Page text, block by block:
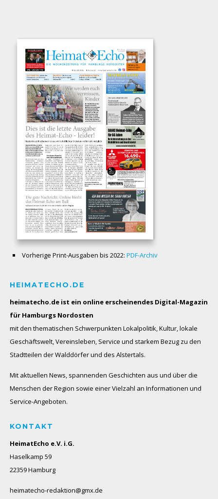
Vorherige Print-Ausgaben bis 2022: PDF-Archiv
HEIMATECHO.DE
heimatecho.de ist ein online erscheinendes Digital-Magazin
für Hamburgs Nordosten
mit den thematischen Schwerpunkten Lokalpolitik, Kultur, lokale
Geschäftswelt, Vereinsleben, Service und starkem Bezug zu den
Stadtteilen der Walddörfer und des Alstertals.
Mit aktuellen News, spannenden Geschichten aus und über die
Menschen der Region sowie einer Vielzahl an Informationen und
Service-Angeboten.
KONTAKT
HeimatEcho e.V. i.G.
Haselkamp 59
22359 Hamburg
heimatecho-redaktion@gmx.de